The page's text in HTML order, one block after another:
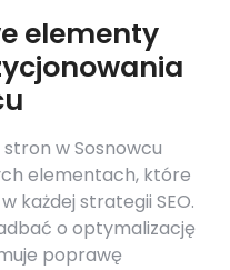
elementy
w Sosnowcu
elementach, które
każdej strategii SEO.
o optymalizację
poprawę